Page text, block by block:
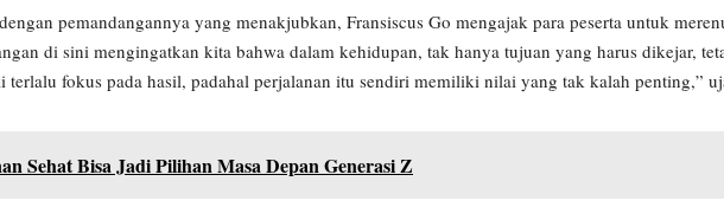
pemandangannya yang menakjubkan, Fransiscus Go mengajak para peserta untuk
di sini mengingatkan kita bahwa dalam kehidupan, tak hanya tujuan yang harus dikejar,
fokus pada hasil, padahal perjalanan itu sendiri memiliki nilai yang tak kalah penting,”
Sehat Bisa Jadi Pilihan Masa Depan Generasi Z